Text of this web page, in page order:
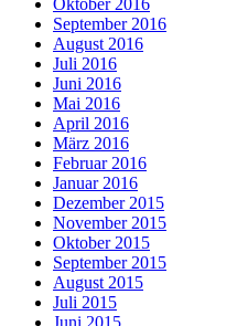
Oktober 2016
September 2016
August 2016
Juli 2016
Juni 2016
Mai 2016
April 2016
März 2016
Februar 2016
Januar 2016
Dezember 2015
November 2015
Oktober 2015
September 2015
August 2015
Juli 2015